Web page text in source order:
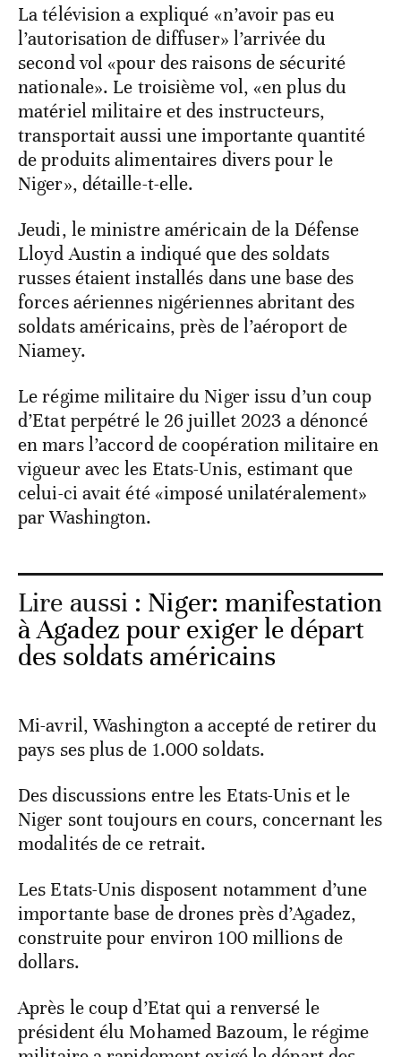
La télévision a expliqué «n’avoir pas eu
l’autorisation de diffuser» l’arrivée du
second vol «pour des raisons de sécurité
nationale». Le troisième vol, «en plus du
matériel militaire et des instructeurs,
transportait aussi une importante quantité
de produits alimentaires divers pour le
Niger», détaille-t-elle.
Jeudi, le ministre américain de la Défense
Lloyd Austin a indiqué que des soldats
russes étaient installés dans une base des
forces aériennes nigériennes abritant des
soldats américains, près de l’aéroport de
Niamey.
Le régime militaire du Niger issu d’un coup
d’Etat perpétré le 26 juillet 2023 a dénoncé
en mars l’accord de coopération militaire en
vigueur avec les Etats-Unis, estimant que
celui-ci avait été «imposé unilatéralement»
par Washington.
Lire aussi : Niger: manifestation
à Agadez pour exiger le départ
des soldats américains
Mi-avril, Washington a accepté de retirer du
pays ses plus de 1.000 soldats.
Des discussions entre les Etats-Unis et le
Niger sont toujours en cours, concernant les
modalités de ce retrait.
Les Etats-Unis disposent notamment d’une
importante base de drones près d’Agadez,
construite pour environ 100 millions de
dollars.
Après le coup d’Etat qui a renversé le
président élu Mohamed Bazoum, le régime